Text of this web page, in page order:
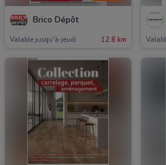
Brico Dépôt
Valable jusqu'à jeudi 12.8 km